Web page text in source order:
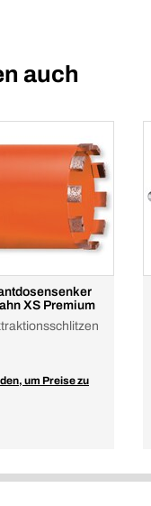
auch
XS Premium
um Preise zu